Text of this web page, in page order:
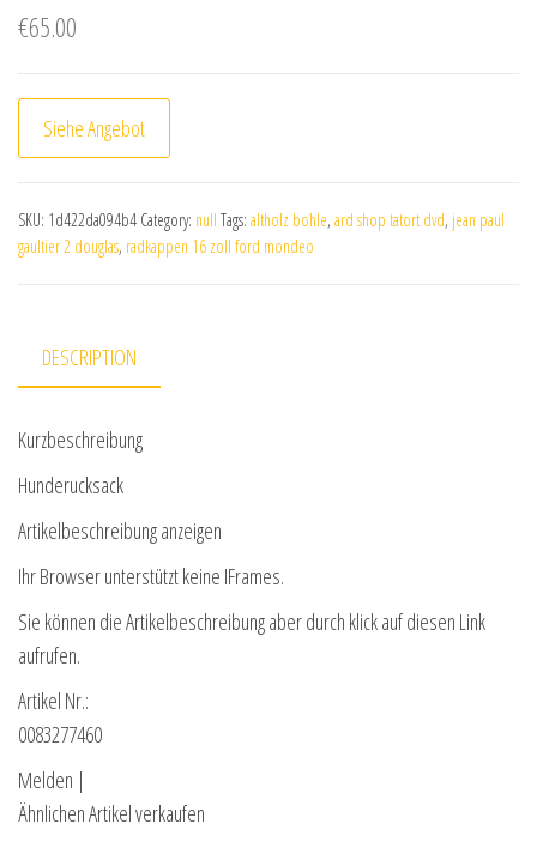
€65.00
Siehe Angebot
SKU: 1d422da094b4 Category: null Tags: altholz bohle, ard shop tatort dvd, jean paul
gaultier 2 douglas, radkappen 16 zoll ford mondeo
DESCRIPTION
Kurzbeschreibung
Hunderucksack
Artikelbeschreibung anzeigen
Ihr Browser unterstützt keine IFrames.
Sie können die Artikelbeschreibung aber durch klick auf diesen Link
aufrufen.
Artikel Nr.:
0083277460
Melden |
Ähnlichen Artikel verkaufen